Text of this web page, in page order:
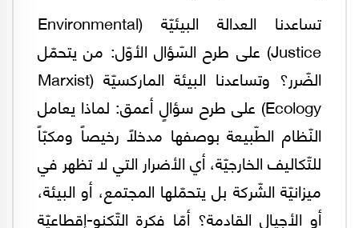
تساعدنا العدالة البيئيّة (Environmental
Justice) على طرح السّؤال الأوّل: من يتحمّل
الضّرر؟ وتساعدنا البيئة الماركسيّة (Marxist
Ecology) على طرح سؤالٍ أعمق: لماذا يعامل
النّظام الطّبيعة بوصفها مدخلاً رخيصاً ومكبّاً
للتّكاليف الخارجيّة، أي الأضرار التي لا تظهر في
ميزانيّة الشّركة بل يتحمّلها المجتمع، أو البيئة،
أو الأجيال القادمة؟ أمّا فكرة التّكنو-إقطاعيّة